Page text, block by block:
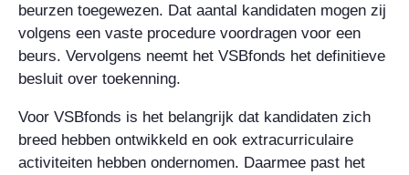
beurzen toegewezen. Dat aantal kandidaten mogen zij
volgens een vaste procedure voordragen voor een
beurs. Vervolgens neemt het VSBfonds het definitieve
besluit over toekenning.
Voor VSBfonds is het belangrijk dat kandidaten zich
breed hebben ontwikkeld en ook extracurriculaire
activiteiten hebben ondernomen. Daarmee past het